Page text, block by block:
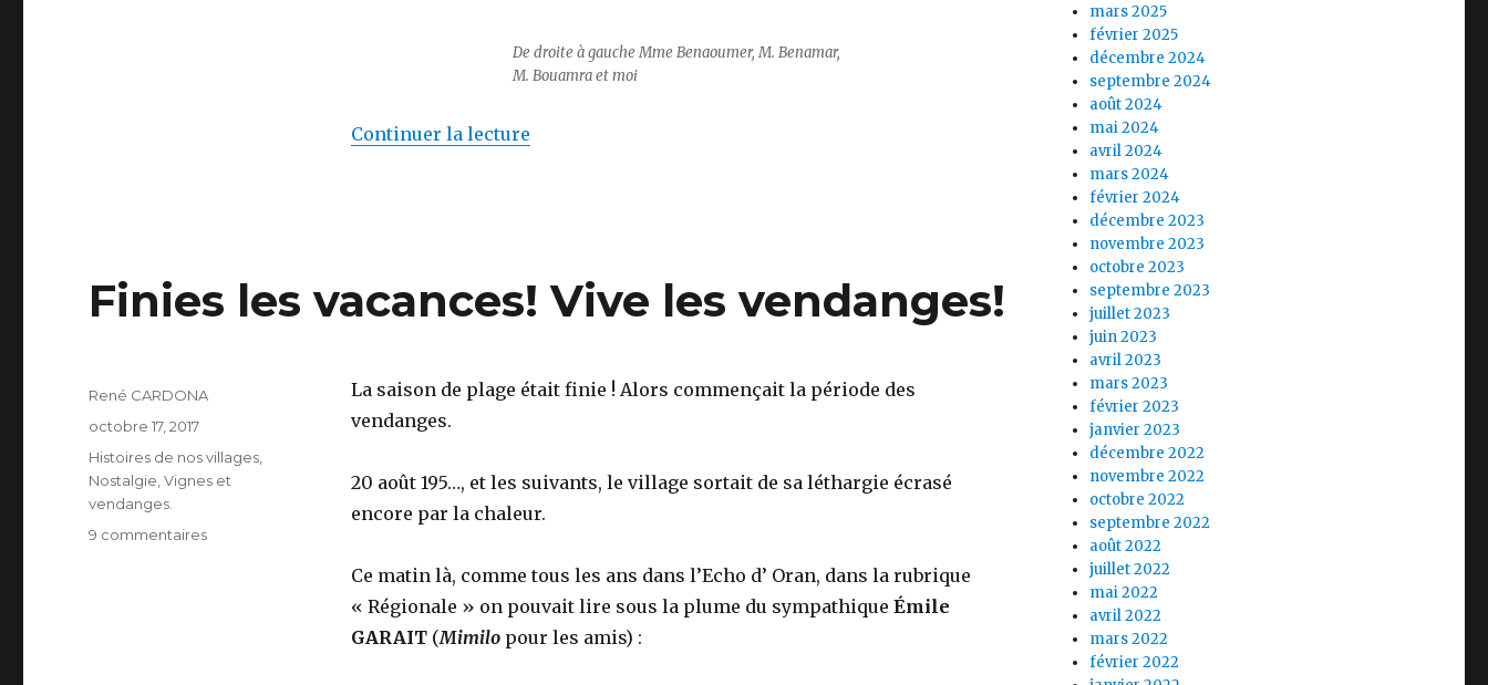
De droite à gauche Mme Benaoumer, M. Benamar,
M. Bouamra et moi
Continuer la lecturede « Des nouvelles du cimetière de Rio ! »
Finies les vacances! Vive les vendanges!
La saison de plage était finie ! Alors commençait la période des
vendanges.
20 août 195…, et les suivants, le village sortait de sa léthargie écrasé
encore par la chaleur.
Ce matin là, comme tous les ans dans l’Echo d’ Oran, dans la rubrique
« Régionale » on pouvait lire sous la plume du sympathique Émile
GARAIT(Mimilopour les amis) :
Auteur
René CARDONA
Publié
le
octobre 17, 2017
Catégories
Histoires de nos villages
Nostalgie ,Vignes et
vendanges.
9 commentairessur
mars 2025
février 2025
décembre 2024
septembre 2024
août 2024
mai 2024
avril 2024
mars 2024
février 2024
décembre 2023
novembre 2023
octobre 2023
septembre 2023
juillet 2023
juin 2023
avril 2023
mars 2023
février 2023
janvier 2023
décembre 2022
novembre 2022
octobre 2022
septembre 2022
août 2022
juillet 2022
mai 2022
avril 2022
mars 2022
février 2022